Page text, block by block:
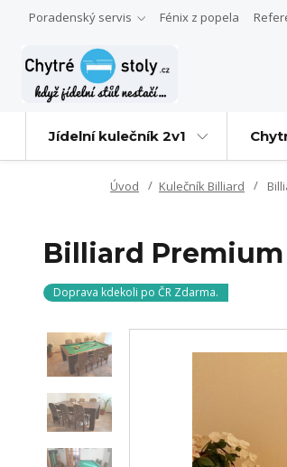
Poradenský servis Fénix z popela
Jídelní kulečník 2v1
Úvod Kulečník Billiard
Billiard
Doprava kdekoli po ČR Zdarma.